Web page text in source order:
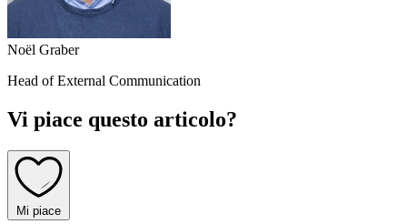
Noël Graber
Head of External Communication
Vi piace questo articolo?
Mi piace